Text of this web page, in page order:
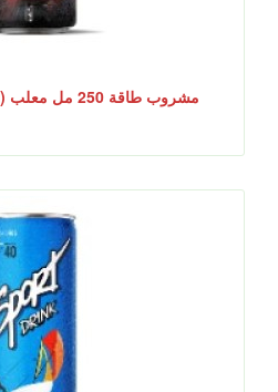
مشروب طاقة 250 مل معلب RITA (20210406-02)